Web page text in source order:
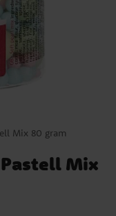
Mix 80 gram
Pastell Mix